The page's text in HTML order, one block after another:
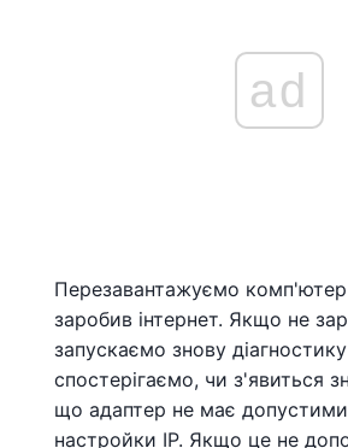
ad
Перезавантажуємо
заробив інтернет. Якщо не
запускаємо знову
спостерігаємо, чи з'явиться
що адаптер не має
настройки IP. Якщо це не